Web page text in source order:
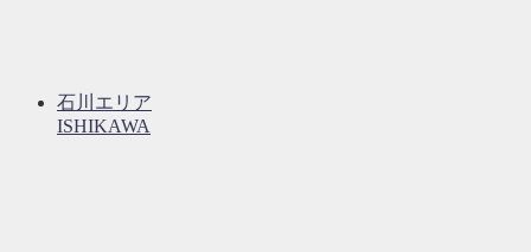
石川エリア
ISHIKAWA